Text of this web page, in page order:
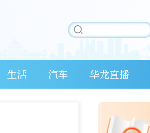
生活 汽车 华龙直播